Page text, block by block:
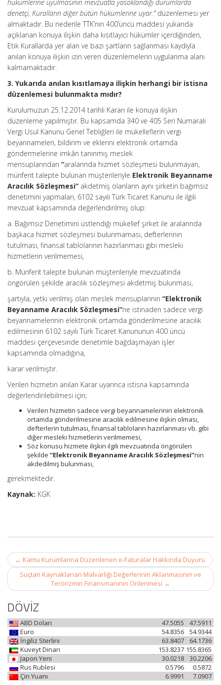
hükümlerine uyulmasının mevzuatla yasaklandığı durumlarda
denetçi, Kuralların diğer bütün hükümlerine uyar.”düzenlemesi yer
almaktadır. Bu nedenle TTK’nın 400’üncü maddesi yukarıda
açıklanan konuya ilişkin daha kısıtlayıcı hükümler içerdiğinden,
Etik Kurallarda yer alan ve bazı şartların sağlanması kaydıyla
anılan konuya ilişkin izin veren düzenlemelerin uygulanma alanı
kalmamaktadır.
3. Yukarıda anılan kısıtlamaya ilişkin herhangi bir istisna
düzenlemesi bulunmakta mıdır?
Kurulumuzun 25.12.2014 tarihli Kararı ile konuya ilişkin
düzenleme yapılmıştır. Bu kapsamda 340 ve 405 Seri Numaralı
Vergi Usul Kanunu Genel Tebliğleri ile mükelleflerin vergi
beyannameleri, bildirim ve eklerini elektronik ortamda
göndermelerine imkân tanınmış meslek
mensuplarından “aralarında hizmet sözleşmesi bulunmayan,
münferit talepte bulunan müşterileriyle Elektronik Beyanname
Aracılık Sözleşmesi” akdetmiş olanların aynı şirketin bağımsız
denetimini yapmaları, 6102 sayılı Türk Ticaret Kanunu ile ilgili
mevzuat kapsamında değerlendirilmiş olup:
a. Bağımsız Denetimini üstlendiği mükellef şirket ile aralarında
başkaca hizmet sözleşmesi bulunmaması, defterlerinin
tutulması, finansal tablolarının hazırlanması gibi mesleki
hizmetlerin verilmemesi,
b. Münferit talepte bulunan müşterileriyle mevzuatında
öngörülen şekilde aracılık sözleşmesi akdetmiş bulunması,
şartıyla, yetki verilmiş olan meslek mensuplarının “Elektronik
Beyanname Aracılık Sözleşmesi”ne istinaden sadece vergi
beyannamelerinin elektronik ortamda gönderilmesine aracılık
edilmesinin 6102 sayılı Türk Ticaret Kanununun 400 üncü
maddesi çerçevesinde denetimle bağdaşmayan işler
kapsamında olmadığına,
karar verilmiştir.
Verilen hizmetin anılan Karar uyarınca istisna kapsamında
değerlendirilebilmesi için;
Verilen hizmetin sadece vergi beyannamelerinin elektronik
ortamda gönderilmesine aracılık edilmesine ilişkin olması,
defterlerin tutulması, finansal tabloların hazırlanması vb. gibi
diğer mesleki hizmetlerin verilmemesi,
Söz konusu hizmete ilişkin ilgili mevzuatında öngörülen
şekilde “Elektronik Beyanname Aracılık Sözleşmesi”nin
akdedilmiş bulunması,
gerekmektedir.
Kaynak: KGK
Post
navigation
← Kamu Kurumlarına Düzenlenen e-Faturalar Hakkında Duyuru
Suçtan Kaynaklanan Malvarlığı Değerlerinin Aklanmasının ve
Terörizmin Finansmanının Önlenmesi →
DÖVİZ
ABD Doları 47.5911
47.5055
Euro
54.9344
54.8356
İngiliz Sterlini
64.1736
63.8407
Kuveyt Dinarı
155.8365
153.8237
Japon Yeni
30.2206
30.0218
Rus Rublesi
0.5872
0.5796
Çin Yuanı
7.0907
6.9991